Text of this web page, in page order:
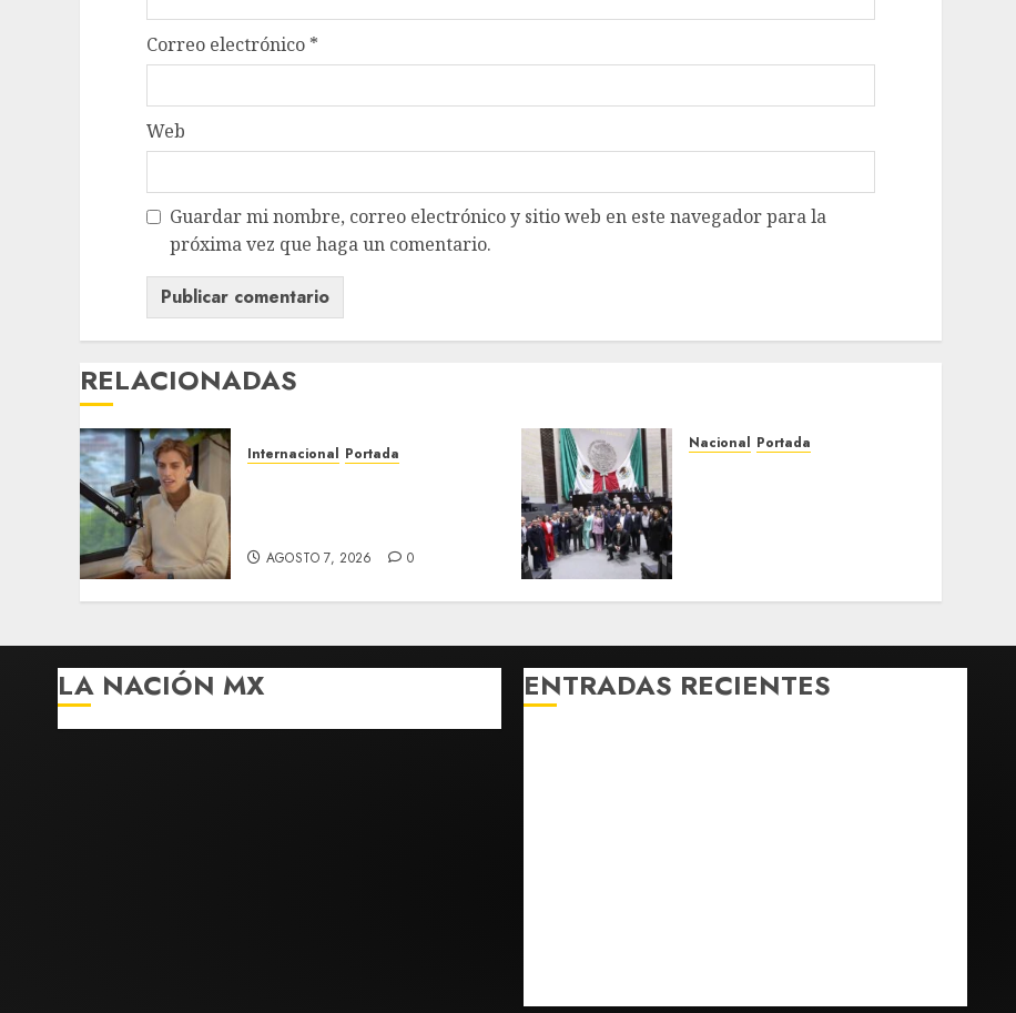
Correo electrónico *
Web
Guardar mi nombre, correo electrónico y sitio web en este navegador para la
próxima vez que haga un comentario.
RELACIONADAS
Internacional Portada
AGOSTO 7, 2026 0
Nacional Portada
LA NACIÓN MX ENTRADAS RECIENTES